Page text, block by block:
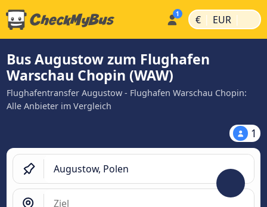
€ | EUR |
Bus Augustow zum Flughafen
Warschau Chopin (WAW)
Flughafentransfer Augustow - Flughafen Warschau Chopin:
Alle Anbieter im Vergleich
1